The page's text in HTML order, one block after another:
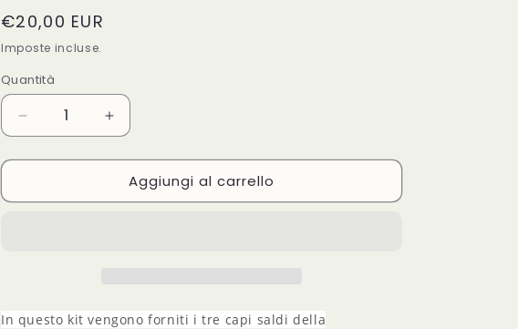
Prezzo
di
listino
€20,00 EUR
Imposte incluse.
Quantità
Diminuisci
quantità
per
Easy
Aumenta
quantità
per
Plagron
Easy
Aggiungi al carrello
In questo kit vengono forniti i tre capi saldi della